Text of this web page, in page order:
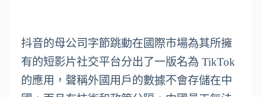
抖音的母公司字節跳動在國際市場為其所擁
有的短影片社交平台分出了一版名為 TikTok
的應用，聲稱外國用戶的數據不會存儲在中